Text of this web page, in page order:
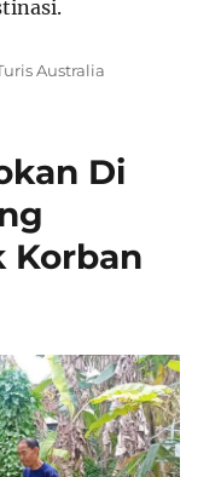
Australia
Di
Korban